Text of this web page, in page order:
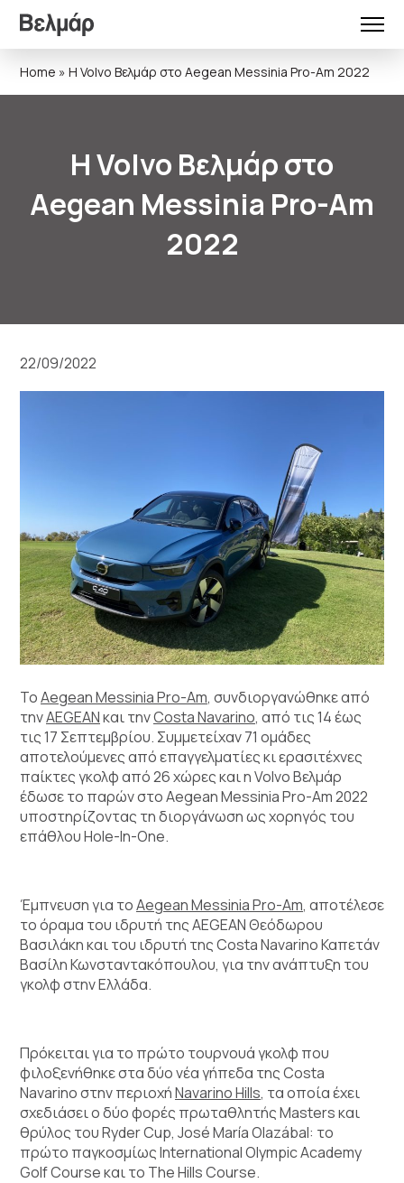
Home » Η Volvo Βελμάρ στο Aegean Messinia Pro-Am 2022
Η Volvo Βελμάρ στο
Aegean Messinia Pro-Am
2022
22/09/2022
ΤοAegean Messinia Pro-Am, συνδιοργανώθηκε από
τηνAEGEANκαι τηνCosta Navarino, από τις 14 έως
τις 17 Σεπτεμβρίου. Συμμετείχαν 71 ομάδες
αποτελούμενες από επαγγελματίες κι ερασιτέχνες
παίκτες γκολφ από 26 χώρες και η Volvo Βελμάρ
έδωσε το παρών στο Aegean Messinia Pro-Am 2022
υποστηρίζοντας τη διοργάνωση ως χορηγός του
επάθλου Hole-In-One.
Έμπνευση για τοAegean Messinia Pro-Am, αποτέλεσε
το όραμα του ιδρυτή της AEGEAN Θεόδωρου
Βασιλάκη και του ιδρυτή της Costa Navarino Καπετάν
Βασίλη Κωνσταντακόπουλου, για την ανάπτυξη του
γκολφ στην Ελλάδα.
Πρόκειται για το πρώτο τουρνουά γκολφ που
φιλοξενήθηκε στα δύο νέα γήπεδα της Costa
Navarino στην περιοχήNavarino Hills, τα οποία έχει
σχεδιάσει ο δύο φορές πρωταθλητής Masters και
θρύλος του Ryder Cup, José María Olazábal: το
πρώτο παγκοσμίως International Olympic Academy
Golf Course και το The Hills Course.